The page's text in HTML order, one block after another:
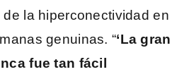
la hiperconectividad en
genuinas. “‘La gran
fue tan fácil